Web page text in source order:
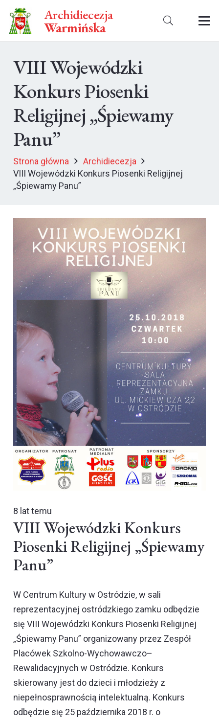
Archidiecezja
Warmińska
VIII Wojewódzki
Konkurs Piosenki
Religijnej „Śpiewamy
Panu”
Strona główna
Archidiecezja
VIII Wojewódzki Konkurs Piosenki Religijnej
„Śpiewamy Panu”
8 lat temu
VIII Wojewódzki Konkurs
Piosenki Religijnej „Śpiewamy
Panu”
W Centrum Kultury w Ostródzie, w sali
reprezentacyjnej ostródzkiego zamku odbędzie
się VIII Wojewódzki Konkurs Piosenki Religijnej
„Śpiewamy Panu” organizowany przez Zespół
Placówek Szkolno-Wychowawczo–
Rewalidacyjnych w Ostródzie. Konkurs
skierowany jest do dzieci i młodzieży z
niepełnosprawnością intelektualną. Konkurs
odbędzie się 25 października 2018 r. o